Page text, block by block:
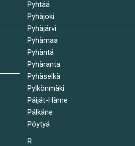
Pyhtää
Pyhäjoki
Pyhäjärvi
Pyhämaa
Pyhäntä
Pyhäranta
Pyhäselkä
Pylkönmäki
Päijät-Häme
Pälkäne
Pöytyä
R